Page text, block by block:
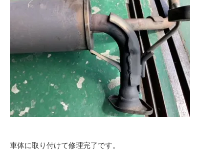
車体に取り付けて修理完了です。